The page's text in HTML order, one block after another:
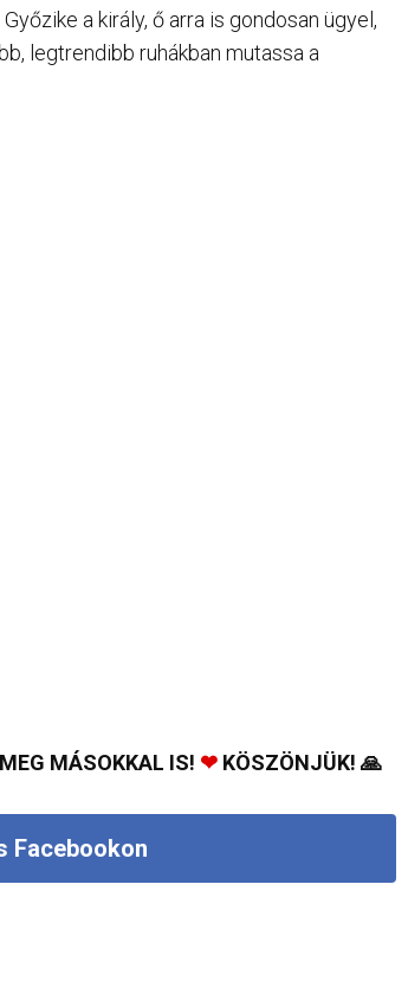
a király, ő arra is gondosan ügyel,
legtrendibb ruhákban mutassa a
MÁSOKKAL IS! ❤KÖSZÖNJÜK! 🙏
Facebookon